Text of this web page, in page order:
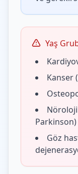
Yaş
Kanser
Parkinson)
Göz